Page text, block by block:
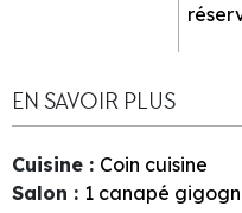
EN SAVOIR PLUS
Cuisine : Coin cuisine
Salon : 1 canapé